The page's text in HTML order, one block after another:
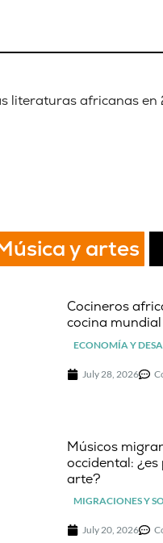
literaturas africanas en
y artes
Cocineros
cocina mundial
ECONOMÍA Y
July 28, 2026
Músicos
occidental:
arte?
MIGRACIONES Y
July 20, 2026